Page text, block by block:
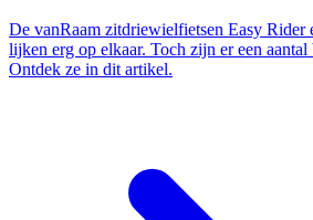
De vanRaam zitdriewielfietsen Easy Rider
lijken erg op elkaar. Toch zijn er een
Ontdek ze in dit artikel.